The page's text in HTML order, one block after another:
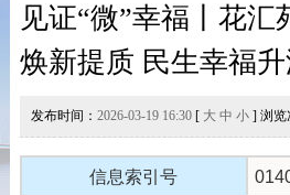
见证“微”幸福丨花汇
焕新提质 民生幸福升
发布时间： 2026-03-19 16:30[ 大 中 小] 浏览
信息索引号